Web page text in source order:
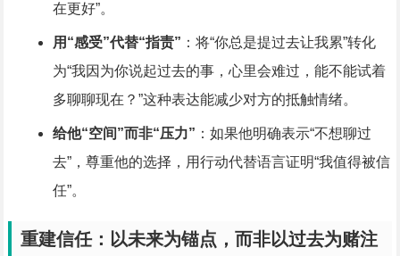
在更好”。
用“感受”代替“指责” ：将“你总是提过去让我累”转化
为“我因为你说起过去的事，心里会难过，能不能试着
多聊聊现在？”这种表达能减少对方的抵触情绪。
给他“空间”而非“压力” ：如果他明确表示“不想聊过
去”，尊重他的选择，用行动代替语言证明“我值得被信
任”。
重建信任：以未来为锚点，而非以过去为赌注